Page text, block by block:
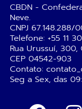
CBDN -
Neve.
CNPJ 67.148.288/
Telefone: +55 11
Rua Urussuí, 300,
CEP 04542-903
Contato:
Seg a Sex, das